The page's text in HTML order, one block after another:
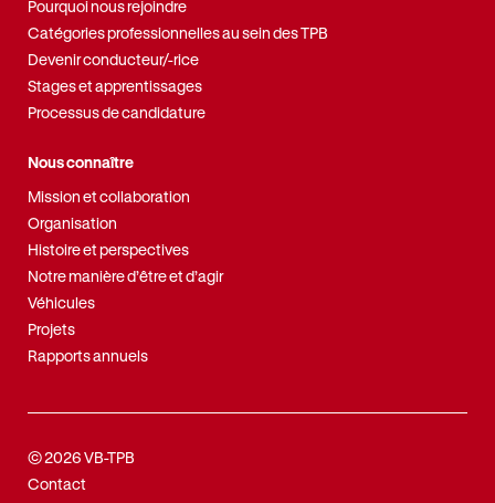
Pourquoi nous rejoindre
Catégories professionnelles au sein des TPB
Devenir conducteur/-rice
Stages et apprentissages
Processus de candidature
Nous connaître
Mission et collaboration
Organisation
Histoire et perspectives
Notre manière d’être et d’agir
Véhicules
Projets
Rapports annuels
© 2026 VB-TPB
Contact